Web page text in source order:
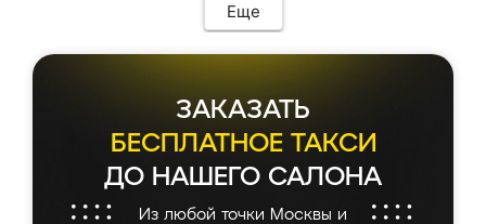
Еще
ЗАКАЗАТЬ
БЕСПЛАТНОЕ ТАКСИ
ДО НАШЕГО САЛОНА
Из любой точки Москвы и